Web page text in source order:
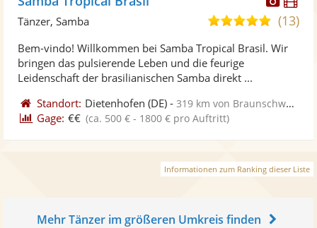
Fotos
5,0
5
(13)
Tänzer, Samba
Bem-vindo! Willkommen bei Samba Tropical Brasil. Wir
bringen das pulsierende Leben und die feurige
Leidenschaft der brasilianischen Samba direkt ...
Standort: Dietenhofen (DE) -319 km von Braunschweig
Gage: €€ (ca. 500 € - 1800 € pro Auftritt)
Informationen zum Ranking dieser Liste
Mehr Tänzer im größeren Umkreis finden